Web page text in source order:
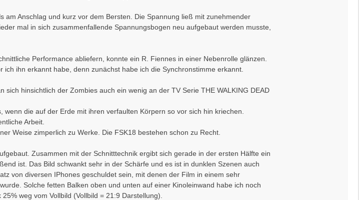
am Anschlag und kurz vor dem Bersten. Die Spannung ließ mit zunehmender
mal in sich zusammenfallende Spannungsbogen neu aufgebaut werden musste,
Performance abliefern, konnte ein R. Fiennes in einer Nebenrolle glänzen.
ihn erkannt habe, denn zunächst habe ich die Synchronstimme erkannt.
sich hinsichtlich der Zombies auch ein wenig an der TV Serie THE WALKING DEAD
die auf der Erde mit ihren verfaulten Körpern so vor sich hin kriechen.
Arbeit.
Weise zimperlich zu Werke. Die FSK18 bestehen schon zu Recht.
Zusammen mit der Schnitttechnik ergibt sich gerade in der ersten Hälfte ein
ist. Das Bild schwankt sehr in der Schärfe und es ist in dunklen Szenen auch
von diversen IPhones geschuldet sein, mit denen der Film in einem sehr
Solche fetten Balken oben und unten auf einer Kinoleinwand habe ich noch
weg vom Vollbild (Vollbild = 21:9 Darstellung).